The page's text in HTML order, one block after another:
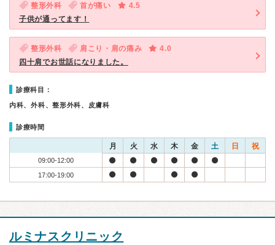
整形外科 首が痛い
4.5
子供が通ってます！
整形外科 肩こり・肩の痛み
4.0
四十肩でお世話になりました。
診療科目：
内科、外科、整形外科、皮膚科
診療時間
月 火 水 木 金 土 日 祝
09:00-12:00
17:00-19:00
ルミナスクリニック